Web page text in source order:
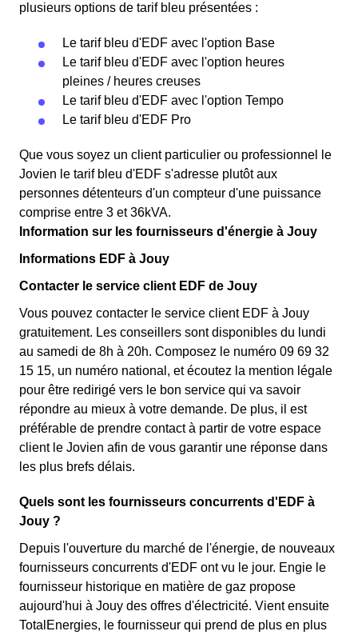
plusieurs options de tarif bleu présentées :
Le tarif bleu d'EDF avec l'option Base
Le tarif bleu d'EDF avec l'option heures
pleines / heures creuses
Le tarif bleu d'EDF avec l'option Tempo
Le tarif bleu d'EDF Pro
Que vous soyez un client particulier ou professionnel le
Jovien le tarif bleu d'EDF s'adresse plutôt aux
personnes détenteurs d'un compteur d'une puissance
comprise entre 3 et 36kVA.
Information sur les fournisseurs d'énergie à Jouy
Informations EDF à Jouy
Contacter le service client EDF de Jouy
Vous pouvez contacter le service client EDF à Jouy
gratuitement. Les conseillers sont disponibles du lundi
au samedi de 8h à 20h. Composez le numéro 09 69 32
15 15, un numéro national, et écoutez la mention légale
pour être redirigé vers le bon service qui va savoir
répondre au mieux à votre demande. De plus, il est
préférable de prendre contact à partir de votre espace
client le Jovien afin de vous garantir une réponse dans
les plus brefs délais.
Quels sont les fournisseurs concurrents d'EDF à
Jouy ?
Depuis l'ouverture du marché de l'énergie, de nouveaux
fournisseurs concurrents d'EDF ont vu le jour. Engie le
fournisseur historique en matière de gaz propose
aujourd'hui à Jouy des offres d'électricité. Vient ensuite
TotalEnergies, le fournisseur qui prend de plus en plus